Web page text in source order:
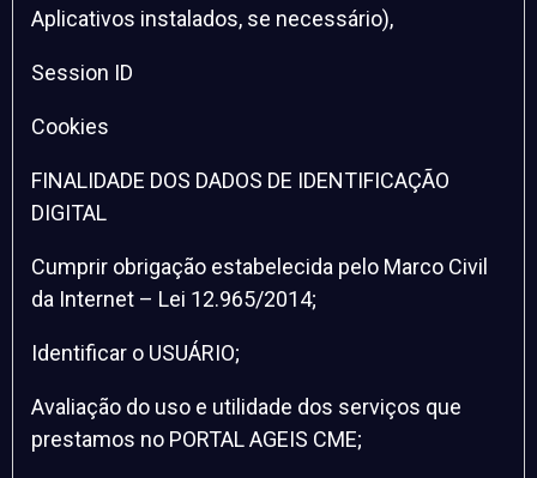
Aplicativos instalados, se necessário),
Session ID
Cookies
FINALIDADE DOS DADOS DE IDENTIFICAÇÃO
DIGITAL
Cumprir obrigação estabelecida pelo Marco Civil
da Internet – Lei 12.965/2014;
Identificar o USUÁRIO;
Avaliação do uso e utilidade dos serviços que
prestamos no PORTAL AGEIS CME;